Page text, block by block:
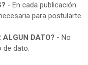
- En cada publicación
para postularte.
ALGUN DATO? - No
de dato.